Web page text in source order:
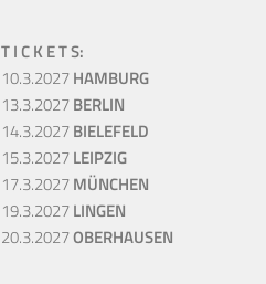
T I C K E T S:
10.3.2027HAMBURG
13.3.2027BERLIN
14.3.2027BIELEFELD
15.3.2027LEIPZIG
17.3.2027MÜNCHEN
19.3.2027LINGEN
20.3.2027OBERHAUSEN